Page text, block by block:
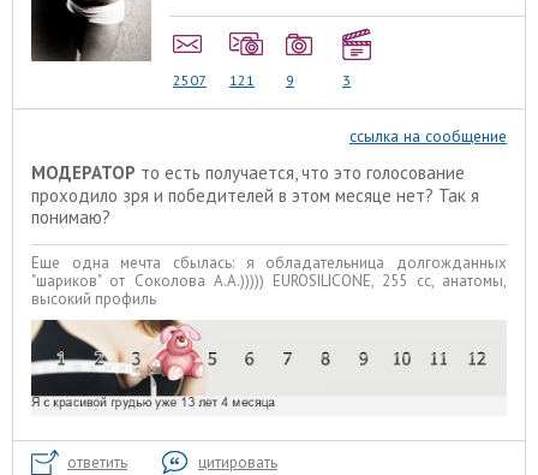
2507 121 9 3
ссылка на сообщение
МОДЕРАТОР то есть получается, что это голосование
проходило зря и победителей в этом месяце нет? Так я
понимаю?
Еще одна мечта сбылась: я обладательница долгожданных
"шариков" от Соколова А.А.))))) EUROSILICONE, 255 сс, анатомы,
высокий профиль
ответить цитировать